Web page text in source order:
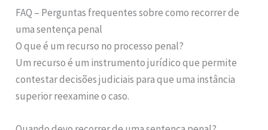
FAQ – Perguntas frequentes sobre como recorrer de
uma sentença penal
O que é um recurso no processo penal?
Um recurso é um instrumento jurídico que permite
contestar decisões judiciais para que uma instância
superior reexamine o caso.